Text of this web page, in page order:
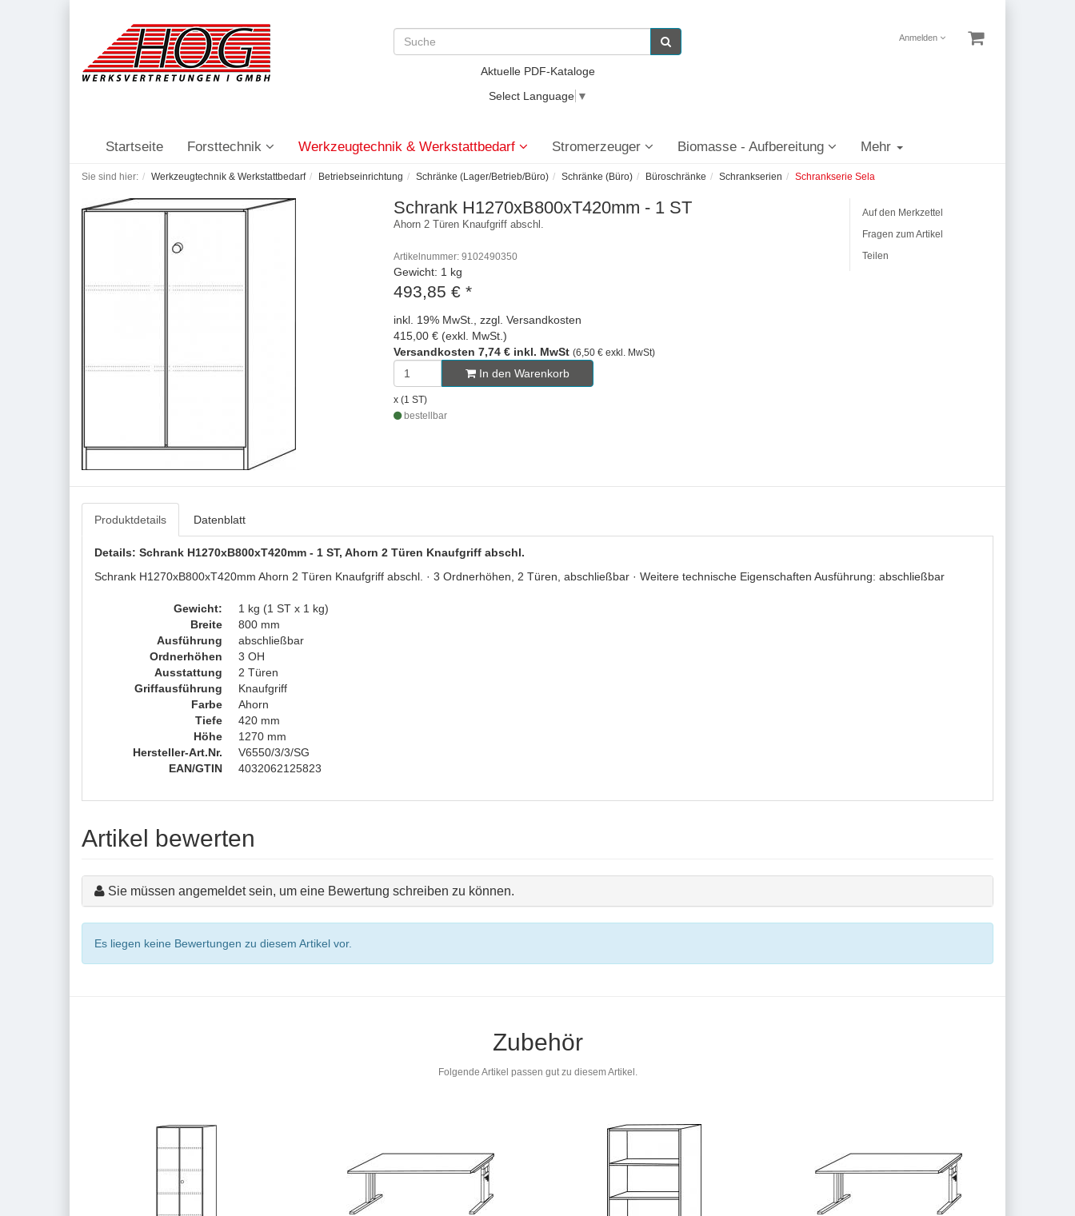
Anmelden
Aktuelle PDF-Kataloge
Select Language ▼
Startseite Forsttechnik Werkzeugtechnik & Werkstattbedarf Stromerzeuger Biomasse - Aufbereitung Mehr
Sie sind hier: Werkzeugtechnik & Werkstattbedarf Betriebseinrichtung Schränke (Lager/Betrieb/Büro) Schränke (Büro) Büroschränke Schrankserien Schrankserie Sela
Schrank H1270xB800xT420mm - 1 ST
Ahorn 2 Türen Knaufgriff abschl.
Artikelnummer: 9102490350
Gewicht: 1 kg
493,85 € *
inkl. 19% MwSt., zzgl. Versandkosten
415,00 € (exkl. MwSt.)
Versandkosten 7,74 € inkl. MwSt (6,50 € exkl. MwSt)
In den Warenkorb
x (1 ST)
bestellbar
Auf den Merkzettel
Fragen zum Artikel
Teilen
Produktdetails Datenblatt
Details: Schrank H1270xB800xT420mm - 1 ST, Ahorn 2 Türen Knaufgriff abschl.
Schrank H1270xB800xT420mm Ahorn 2 Türen Knaufgriff abschl. · 3 Ordnerhöhen, 2 Türen, abschließbar · Weitere technische Eigenschaften Ausführung: abschließbar
Gewicht:
1 kg (1 ST x 1 kg)
Breite
800 mm
Ausführung
abschließbar
Ordnerhöhen
3 OH
Ausstattung
2 Türen
Griffausführung
Knaufgriff
Farbe
Ahorn
Tiefe
420 mm
Höhe
1270 mm
Hersteller-Art.Nr.
V6550/3/3/SG
EAN/GTIN
4032062125823
Artikel bewerten
Sie müssen angemeldet sein, um eine Bewertung schreiben zu können.
Es liegen keine Bewertungen zu diesem Artikel vor.
Zubehör
Folgende Artikel passen gut zu diesem Artikel.